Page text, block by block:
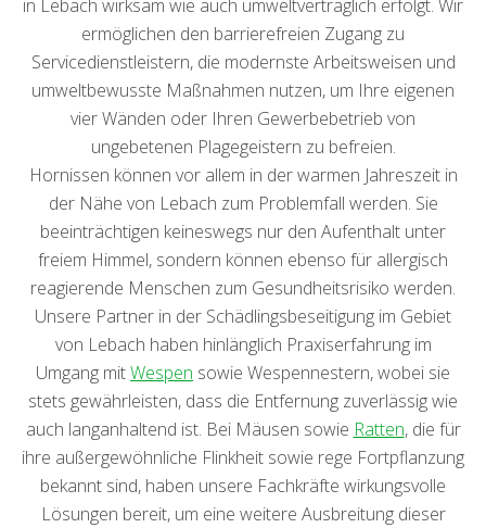
in Lebach wirksam wie auch umweltverträglich erfolgt. Wir
ermöglichen den barrierefreien Zugang zu
Servicedienstleistern, die modernste Arbeitsweisen und
umweltbewusste Maßnahmen nutzen, um Ihre eigenen
vier Wänden oder Ihren Gewerbebetrieb von
ungebetenen Plagegeistern zu befreien.
Hornissen können vor allem in der warmen Jahreszeit in
der Nähe von Lebach zum Problemfall werden. Sie
beeinträchtigen keineswegs nur den Aufenthalt unter
freiem Himmel, sondern können ebenso für allergisch
reagierende Menschen zum Gesundheitsrisiko werden.
Unsere Partner in der Schädlingsbeseitigung im Gebiet
von Lebach haben hinlänglich Praxiserfahrung im
Umgang mitWespen sowie Wespennestern, wobei sie
stets gewährleisten, dass die Entfernung zuverlässig wie
auch langanhaltend ist. Bei Mäusen sowie Ratten, die für
ihre außergewöhnliche Flinkheit sowie rege Fortpflanzung
bekannt sind, haben unsere Fachkräfte wirkungsvolle
Lösungen bereit, um eine weitere Ausbreitung dieser